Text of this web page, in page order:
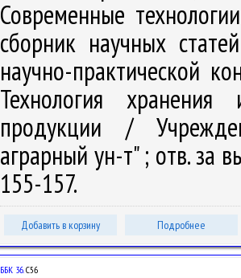
Современные
сборник научных
научно-практической
Технология хранения
продукции /
аграрный ун-т" ; отв. за
155-157.
Добавить в корзину Подробнее
ББК 36.С56